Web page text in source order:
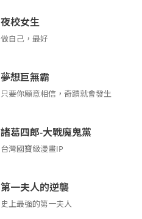
夜校女生
做自己，最好
夢想巨無霸
只要你願意相信，奇蹟就會發生
諸葛四郎-大戰魔鬼黨
台灣國寶級漫畫IP
第一夫人的逆襲
史上最強的第一夫人